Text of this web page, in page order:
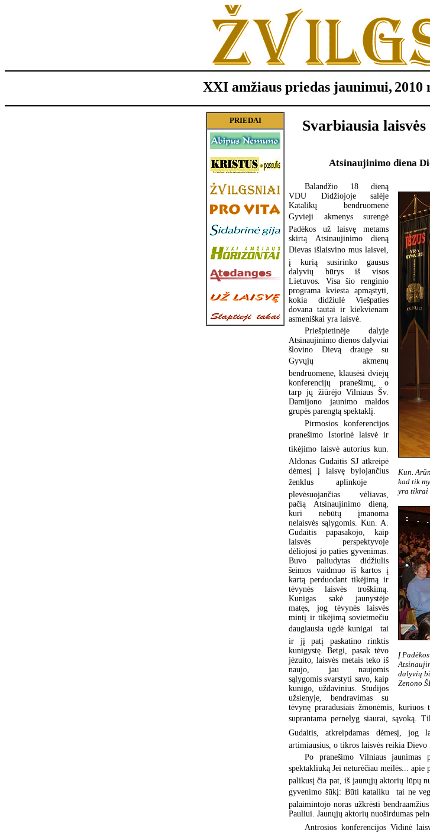
XXI amžiaus priedas jaunimui, 2010
PRIEDAI Svarbiausia
Atsinaujinimo diena
Kun.
kad tik
yra tikrai
Į
dalyvių
Zenono
Balandžio 18 dieną
VDU Didžiojoje salėje
Katalikų bendruomenė
Gyvieji akmenys surengė
Padėkos už laisvę metams
skirtą Atsinaujinimo dieną
Dievas išlaisvino mus laisvei,
į kurią susirinko gausus
dalyvių būrys iš visos
Lietuvos. Visa šio renginio
programa kviesta apmąstyti,
kokia didžiulė Viešpaties
dovana tautai ir kiekvienam
asmeniškai yra laisvė.
Priešpietinėje dalyje
Atsinaujinimo dienos dalyviai
šlovino Dievą drauge su
Gyvųjų akmenų
bendruomene, klausėsi dviejų
konferencijų pranešimų, o
tarp jų žiūrėjo Vilniaus Šv.
Damijono jaunimo maldos
grupės parengtą spektaklį.
Pirmosios konferencijos
pranešimo Istorinė laisvė ir
tikėjimo laisvė autorius kun.
Aldonas Gudaitis SJ atkreipė
dėmesį į laisvę bylojančius
ženklus aplinkoje 
plevėsuojančias vėliavas,
pačią Atsinaujinimo dieną,
kuri nebūtų įmanoma
nelaisvės sąlygomis. Kun. A.
Gudaitis papasakojo, kaip
laisvės perspektyvoje
dėliojosi jo paties gyvenimas.
Buvo paliudytas didžiulis
šeimos vaidmuo iš kartos į
kartą perduodant tikėjimą ir
tėvynės laisvės troškimą.
Kunigas sakė jaunystėje
matęs, jog tėvynės laisvės
mintį ir tikėjimą sovietmečiu
daugiausia ugdė kunigai  tai
ir jį patį paskatino rinktis
kunigystę. Betgi, pasak tėvo
jėzuito, laisvės metais teko iš
naujo, jau naujomis
sąlygomis svarstyti savo, kaip
kunigo, uždavinius. Studijos
užsienyje, bendravimas su
tėvynę praradusiais žmonėmis,
suprantama pernelyg siaurai, sąvoką.
Gudaitis, atkreipdamas dėmesį, jog
artimiausius, o tikros laisvės reikia Dievo
Po pranešimo Vilniaus jaunimas
spektakliuką Jei neturėčiau meilės...
palikusį čia pat, iš jaunųjų aktorių lūpų
gyvenimo šūkį: Būti kataliku  tai ne
palaimintojo noras užkrėsti
Pauliui. Jaunųjų aktorių nuoširdumas
Antrosios konferencijos Vidinė